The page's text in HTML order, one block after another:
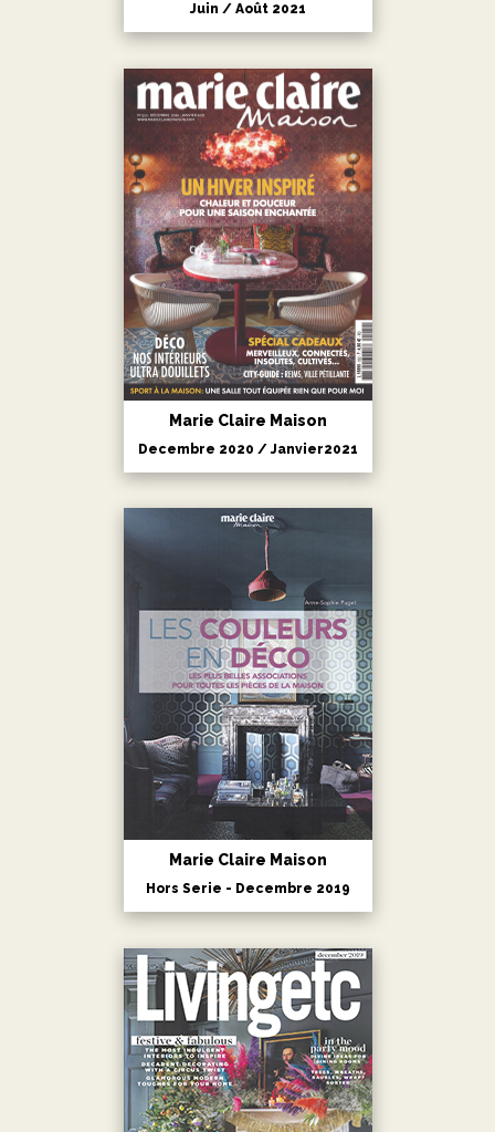
Juin / Août 2021
Marie Claire Maison
Decembre 2020 / Janvier2021
Marie Claire Maison
Hors Serie - Decembre 2019